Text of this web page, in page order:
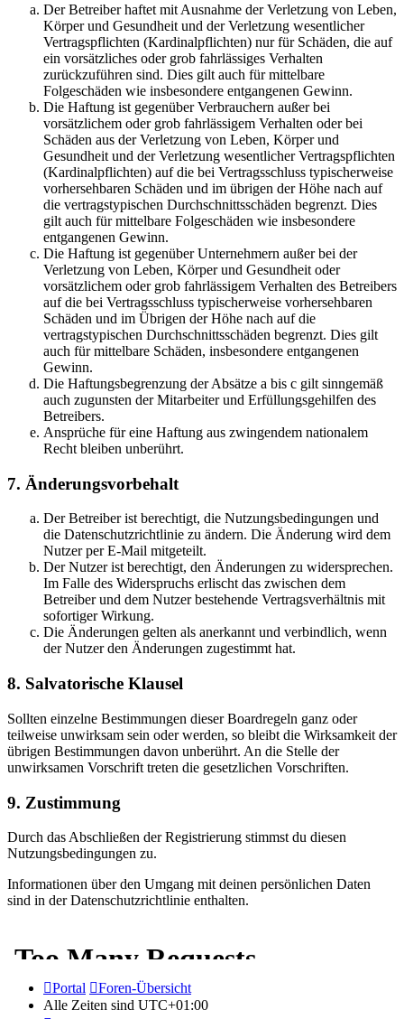
Der Betreiber haftet mit Ausnahme der Verletzung von Leben,
Körper und Gesundheit und der Verletzung wesentlicher
Vertragspflichten (Kardinalpflichten) nur für Schäden, die auf
ein vorsätzliches oder grob fahrlässiges Verhalten
zurückzuführen sind. Dies gilt auch für mittelbare
Folgeschäden wie insbesondere entgangenen Gewinn.
Die Haftung ist gegenüber Verbrauchern außer bei
vorsätzlichem oder grob fahrlässigem Verhalten oder bei
Schäden aus der Verletzung von Leben, Körper und
Gesundheit und der Verletzung wesentlicher Vertragspflichten
(Kardinalpflichten) auf die bei Vertragsschluss typischerweise
vorhersehbaren Schäden und im übrigen der Höhe nach auf
die vertragstypischen Durchschnittsschäden begrenzt. Dies
gilt auch für mittelbare Folgeschäden wie insbesondere
entgangenen Gewinn.
Die Haftung ist gegenüber Unternehmern außer bei der
Verletzung von Leben, Körper und Gesundheit oder
vorsätzlichem oder grob fahrlässigem Verhalten des Betreibers
auf die bei Vertragsschluss typischerweise vorhersehbaren
Schäden und im Übrigen der Höhe nach auf die
vertragstypischen Durchschnittsschäden begrenzt. Dies gilt
auch für mittelbare Schäden, insbesondere entgangenen
Gewinn.
Die Haftungsbegrenzung der Absätze a bis c gilt sinngemäß
auch zugunsten der Mitarbeiter und Erfüllungsgehilfen des
Betreibers.
Ansprüche für eine Haftung aus zwingendem nationalem
Recht bleiben unberührt.
7. Änderungsvorbehalt
Der Betreiber ist berechtigt, die Nutzungsbedingungen und
die Datenschutzrichtlinie zu ändern. Die Änderung wird dem
Nutzer per E-Mail mitgeteilt.
Der Nutzer ist berechtigt, den Änderungen zu widersprechen.
Im Falle des Widerspruchs erlischt das zwischen dem
Betreiber und dem Nutzer bestehende Vertragsverhältnis mit
sofortiger Wirkung.
Die Änderungen gelten als anerkannt und verbindlich, wenn
der Nutzer den Änderungen zugestimmt hat.
8. Salvatorische Klausel
Sollten einzelne Bestimmungen dieser Boardregeln ganz oder
teilweise unwirksam sein oder werden, so bleibt die Wirksamkeit der
übrigen Bestimmungen davon unberührt. An die Stelle der
unwirksamen Vorschrift treten die gesetzlichen Vorschriften.
9. Zustimmung
Durch das Abschließen der Registrierung stimmst du diesen
Nutzungsbedingungen zu.
Informationen über den Umgang mit deinen persönlichen Daten
sind in der Datenschutzrichtlinie enthalten.
Portal
Foren-Übersicht
Alle Zeiten sind UTC+01:00